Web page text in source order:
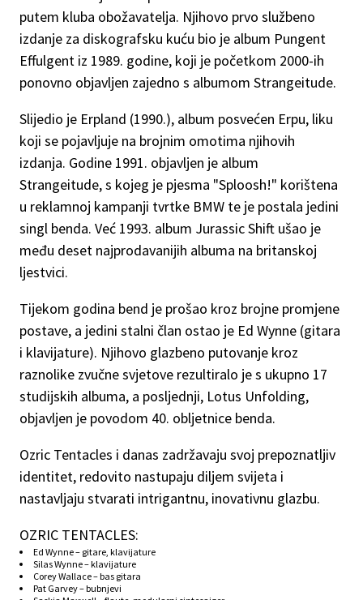
putem kluba obožavatelja. Njihovo prvo službeno
izdanje za diskografsku kuću bio je album Pungent
Effulgent iz 1989. godine, koji je početkom 2000-ih
ponovno objavljen zajedno s albumom Strangeitude.
Slijedio je Erpland (1990.), album posvećen Erpu, liku
koji se pojavljuje na brojnim omotima njihovih
izdanja. Godine 1991. objavljen je album
Strangeitude, s kojeg je pjesma "Sploosh!" korištena
u reklamnoj kampanji tvrtke BMW te je postala jedini
singl benda. Već 1993. album Jurassic Shift ušao je
među deset najprodavanijih albuma na britanskoj
ljestvici.
Tijekom godina bend je prošao kroz brojne promjene
postave, a jedini stalni član ostao je Ed Wynne (gitara
i klavijature). Njihovo glazbeno putovanje kroz
raznolike zvučne svjetove rezultiralo je s ukupno 17
studijskih albuma, a posljednji, Lotus Unfolding,
objavljen je povodom 40. obljetnice benda.
Ozric Tentacles i danas zadržavaju svoj prepoznatljiv
identitet, redovito nastupaju diljem svijeta i
nastavljaju stvarati intrigantnu, inovativnu glazbu.
OZRIC TENTACLES:
Ed Wynne – gitare, klavijature
Silas Wynne – klavijature
Corey Wallace – bas gitara
Pat Garvey – bubnjevi